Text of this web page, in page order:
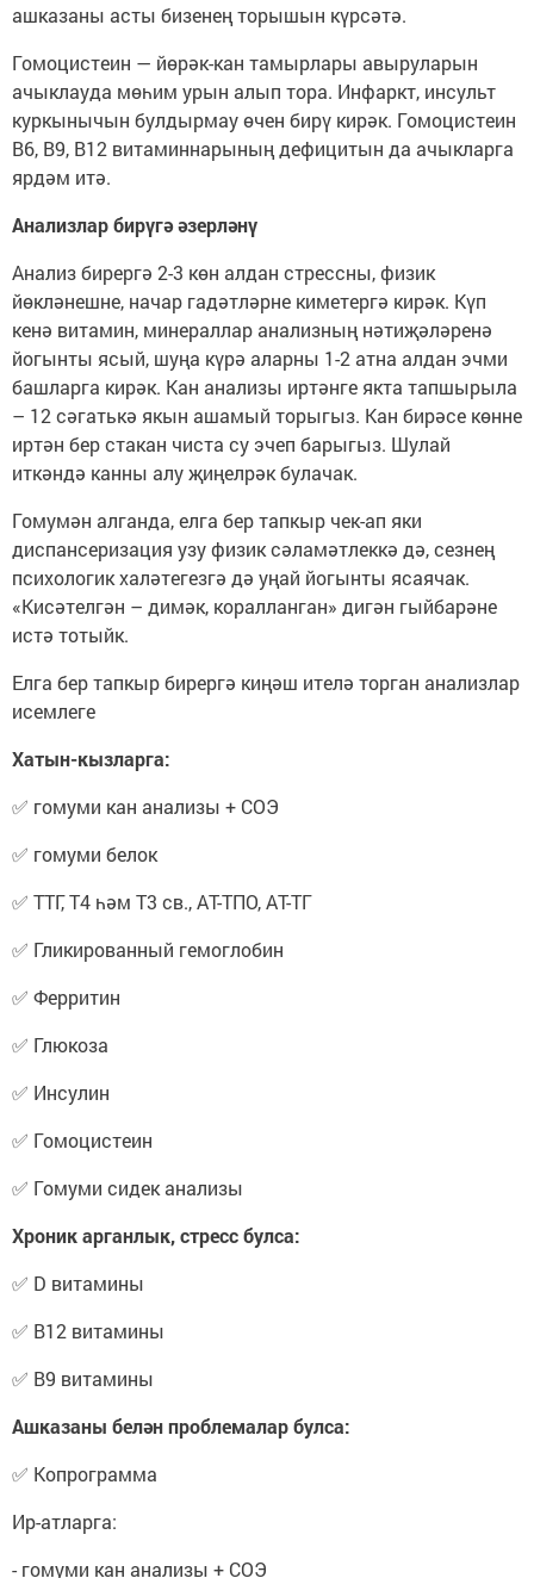
ашказаны асты бизенең торышын күрсәтә.
Гомоцистеин — йөрәк-кан тамырлары авыруларын
ачыклауда мөһим урын алып тора. Инфаркт, инсульт
куркынычын булдырмау өчен бирү кирәк. Гомоцистеин
В6, В9, В12 витаминнарының дефицитын да ачыкларга
ярдәм итә.
Анализлар бирүгә әзерләнү
Анализ бирергә 2-3 көн алдан стрессны, физик
йөкләнешне, начар гадәтләрне киметергә кирәк. Күп
кенә витамин, минераллар анализның нәтиҗәләренә
йогынты ясый, шуңа күрә аларны 1-2 атна алдан эчми
башларга кирәк. Кан анализы иртәнге якта тапшырыла
– 12 сәгатькә якын ашамый торыгыз. Кан бирәсе көнне
иртән бер стакан чиста су эчеп барыгыз. Шулай
иткәндә канны алу җиңелрәк булачак.
Гомумән алганда, елга бер тапкыр чек-ап яки
диспансеризация узу физик сәламәтлеккә дә, сезнең
психологик халәтегезгә дә уңай йогынты ясаячак.
«Кисәтелгән – димәк, коралланган» дигән гыйбарәне
истә тотыйк.
Елга бер тапкыр бирергә киңәш ителә торган анализлар
исемлеге
Хатын-кызларга:
✅ гомуми кан анализы + СОЭ
✅ гомуми белок
✅ ТТГ, Т4 һәм Т3 св., АТ-ТПО, АТ-ТГ
✅ Гликированный гемоглобин
✅ Ферритин
✅ Глюкоза
✅ Инсулин
✅ Гомоцистеин
✅ Гомуми сидек анализы
Хроник арганлык, стресс булса:
✅ D витамины
✅ B12 витамины
✅ B9 витамины
Ашказаны белән проблемалар булса:
✅ Копрограмма
Ир-атларга:
- гомуми кан анализы + СОЭ